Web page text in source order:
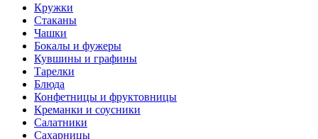
Кружки
Стаканы
Чашки
Бокалы и фужеры
Кувшины и графины
Тарелки
Блюда
Конфетницы и фруктовницы
Креманки и соусники
Салатники
Сахарницы